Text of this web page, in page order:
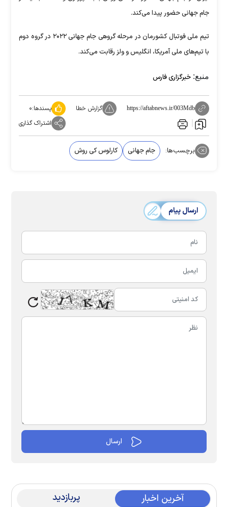
جام جهانی حضور پیدا می‌کند.
تیم ملی فوتبال کشورمان در مرحله گروهی جام جهانی ۲۰۲۲ در گروه دوم
با تیم‌های ملی آمریکا، انگلیس و ولز رقابت می‌کند.
منبع: خبرگزاری فارس
https://aftabnews.ir/003Mdb گزارش خطا پسندها:۰
اشتراک گذاری
برچسب‌ها: جام جهانی کارلوس کی روش
ارسال پیام
آخرین اخبار پربازدید